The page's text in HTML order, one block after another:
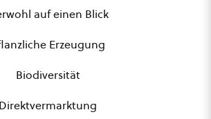
auf einen Blick
Erzeugung
Biodiversität
Direktvermarktung